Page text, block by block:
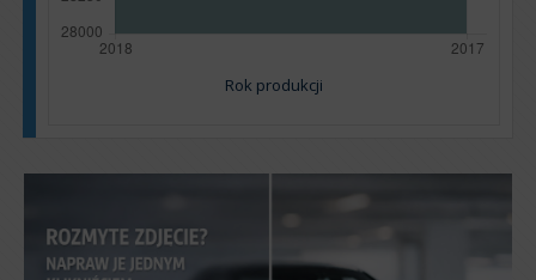
Rok produkcji